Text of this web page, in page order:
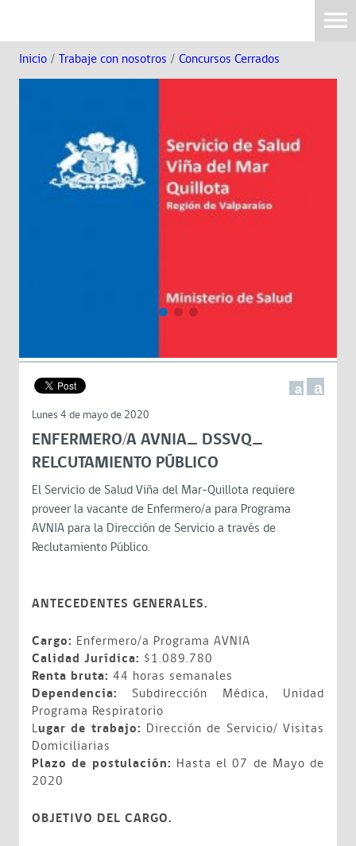
Inicio / Trabaje con nosotros / Concursos Cerrados
a a
Lunes 4 de mayo de 2020
ENFERMERO/A AVNIA_ DSSVQ_
RELCUTAMIENTO PÚBLICO
El Servicio de Salud Viña del Mar-Quillota requiere
proveer la vacante de Enfermero/a para Programa
AVNIA para la Dirección de Servicio a través de
Reclutamiento Público.
ANTECEDENTES GENERALES.
Cargo: Enfermero/a Programa AVNIA
Calidad Jurídica: $1.089.780
Renta bruta: 44 horas semanales
Dependencia: Subdirección Médica, Unidad
Programa Respiratorio
Lugar de trabajo: Dirección de Servicio/ Visitas
Domiciliarias
Plazo de postulación: Hasta el 07 de Mayo de
2020
OBJETIVO DEL CARGO.